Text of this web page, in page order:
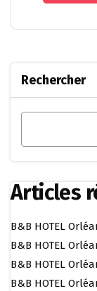
Rechercher
Articles
B&B HOTEL
B&B HOTEL
B&B HOTEL
B&B HOTEL